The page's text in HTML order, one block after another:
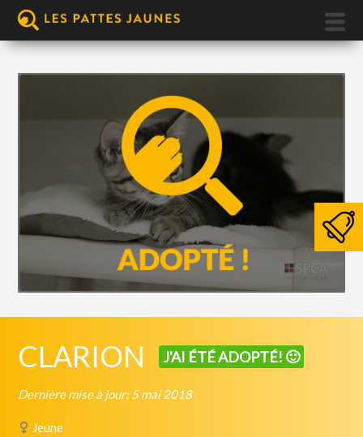
CLARION J'AI ÉTÉ ADOPTÉ! 🙂
Dernière mise à jour: 5 mai 2018
Jeune